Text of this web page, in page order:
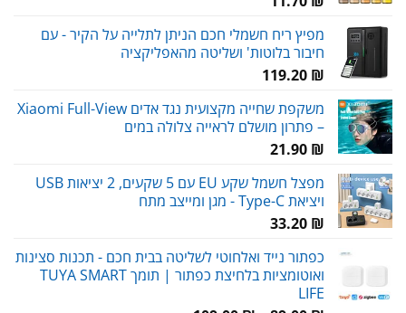
מפיץ ריח חשמלי חכם הניתן לתלייה על הקיר - עם
חיבור בלוטות' ושליטה מהאפליקציה
119.20 ₪
משקפת שחייה מקצועית נגד אדים Xiaomi Full-View
– פתרון מושלם לראייה צלולה במים
21.90 ₪
מפצל חשמל שקע EU עם 5 שקעים, 2 יציאות USB
ויציאת Type-C - מגן ומייצב מתח
33.20 ₪
כפתור נייד ואלחוטי לשליטה בבית חכם - תכנות סצינות
ואוטומציות בלחיצת כפתור | תומך TUYA SMART
LIFE